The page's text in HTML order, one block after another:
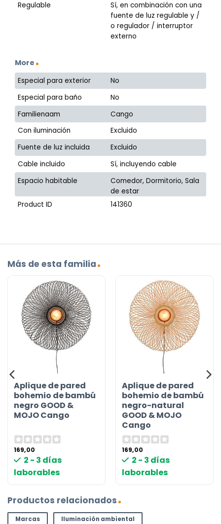
Regulable
Sí, en combinación con una
fuente de luz regulable y /
o regulador / interruptor
externo
More
Especial para exterior
No
Especial para baño
No
Familienaam
Cango
Con iluminación
Excluido
Fuente de luz incluida
Excluido
Cable incluido
Sí, incluyendo cable
Espacio habitable
Comedor, Dormitorio, Sala
de estar
Product ID
141360
Más de esta familia
Aplique de pared
bohemio de bambú
negro GOOD &
MOJO Cango
169,00
2 - 3 días
laborables
Aplique de pared
bohemio de bambú
negro-natural
GOOD & MOJO
Cango
169,00
2 - 3 días
laborables
Productos relacionados
Marcas Iluminación ambiental